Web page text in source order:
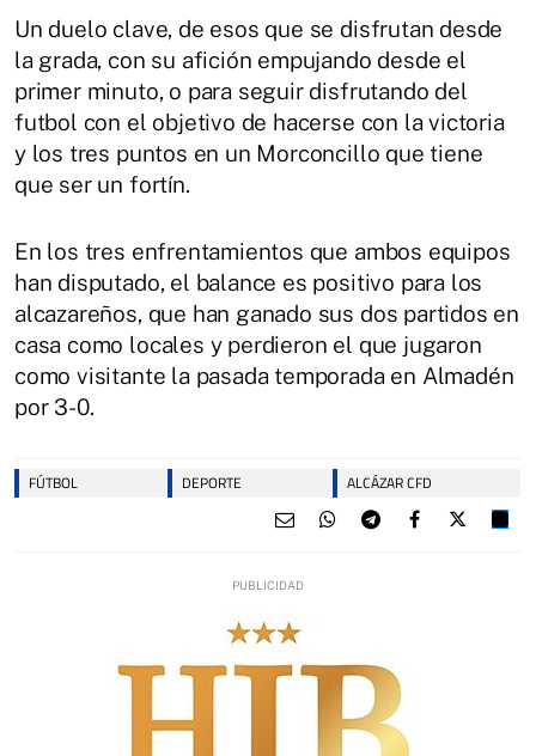
Un duelo clave, de esos que se disfrutan desde
la grada, con su afición empujando desde el
primer minuto, o para seguir disfrutando del
futbol con el objetivo de hacerse con la victoria
y los tres puntos en un Morconcillo que tiene
que ser un fortín.
En los tres enfrentamientos que ambos equipos
han disputado, el balance es positivo para los
alcazareños, que han ganado sus dos partidos en
casa como locales y perdieron el que jugaron
como visitante la pasada temporada en Almadén
por 3-0.
FÚTBOL DEPORTE ALCÁZAR CFD